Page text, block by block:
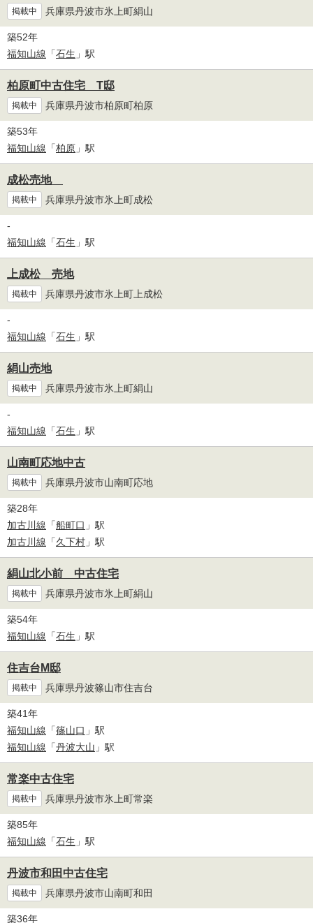
掲載中 兵庫県丹波市氷上町絹山
築52年
福知山線 「石生 」駅
柏原町中古住宅 T邸
掲載中 兵庫県丹波市柏原町柏原
築53年
福知山線 「柏原 」駅
成松売地
掲載中 兵庫県丹波市氷上町成松
-
福知山線 「石生 」駅
上成松 売地
掲載中 兵庫県丹波市氷上町上成松
-
福知山線 「石生 」駅
絹山売地
掲載中 兵庫県丹波市氷上町絹山
-
福知山線 「石生 」駅
山南町応地中古
掲載中 兵庫県丹波市山南町応地
築28年
加古川線 「船町口 」駅
加古川線 「久下村 」駅
絹山北小前 中古住宅
掲載中 兵庫県丹波市氷上町絹山
築54年
福知山線 「石生 」駅
住吉台M邸
掲載中 兵庫県丹波篠山市住吉台
築41年
福知山線 「篠山口 」駅
福知山線 「丹波大山 」駅
常楽中古住宅
掲載中 兵庫県丹波市氷上町常楽
築85年
福知山線 「石生 」駅
丹波市和田中古住宅
掲載中 兵庫県丹波市山南町和田
築36年